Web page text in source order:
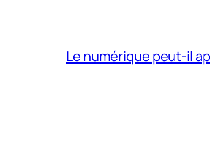
Le numérique peut-il